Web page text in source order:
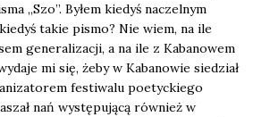
„Szo”. Byłem kie­dyś naczel­nym
takie pismo? Nie wiem, na ile
gene­ra­li­za­cji, a na ile z Kaba­no­wem
mi się, żeby w Kaba­no­wie sie­dział
festi­wa­lu poetyc­kie­go
nań wystę­pu­ją­cą rów­nież w